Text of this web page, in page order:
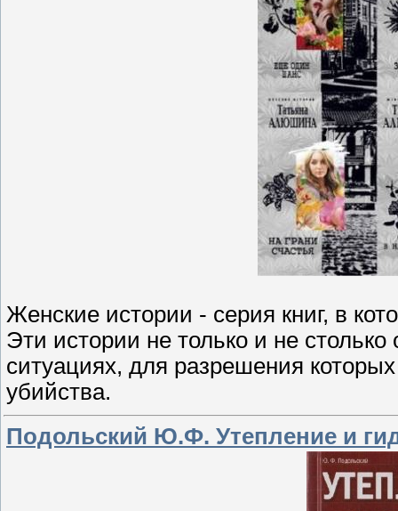
Женские истории - серия книг, в
Эти истории не только и не
ситуациях, для разрешения
убийства.
Подольский Ю.Ф. Утепление и